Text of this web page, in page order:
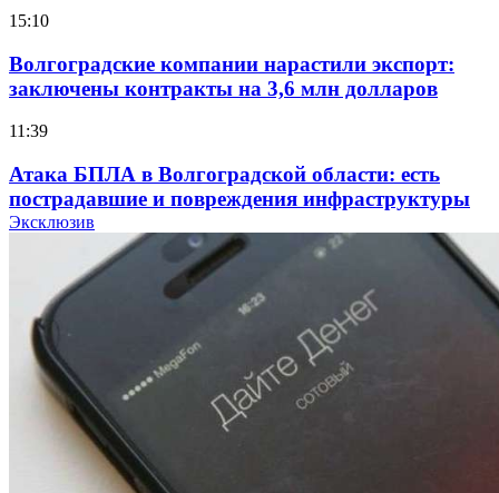
15:10
Волгоградские компании нарастили экспорт:
заключены контракты на 3,6 млн долларов
11:39
Атака БПЛА в Волгоградской области: есть
пострадавшие и повреждения инфраструктуры
Волгоградские вузы в топе зарплатного
рейтинга: ВолгГТУ и ВолгГМУ вошли в топ‑15
для химической отрасли и фармацевтики
18:39
В Красноармейском районе Волгограда стартует
конкурс на ремонт моста через Волго‑Донской
судоходный канал
Эксклюзив